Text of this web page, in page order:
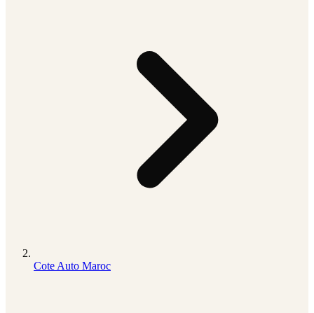
Cote Auto Maroc